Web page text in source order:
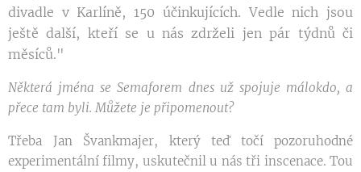
divadle v Karlíně, 150 účinkujících. Vedle nich jsou
ještě další, kteří se u nás zdrželi jen pár týdnů či
měsíců."
Některá jména se Semaforem dnes už spojuje málokdo, a
přece tam byli. Můžete je připomenout?
Třeba Jan Švankmajer, který teď točí pozoruhodné
experimentální filmy, uskutečnil u nás tři inscenace. Tou